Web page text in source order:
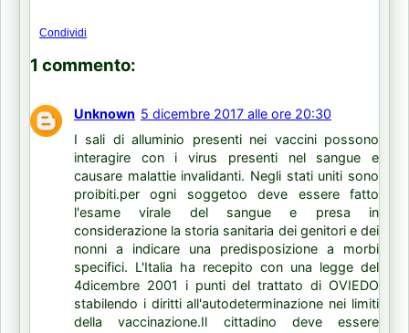
Condividi
1 commento:
Unknown 5 dicembre 2017 alle ore 20:30
I sali di alluminio presenti nei vaccini possono
interagire con i virus presenti nel sangue e
causare malattie invalidanti. Negli stati uniti sono
proibiti.per ogni soggetoo deve essere fatto
l'esame virale del sangue e presa in
considerazione la storia sanitaria dei genitori e dei
nonni a indicare una predisposizione a morbi
specifici. L'Italia ha recepito con una legge del
4dicembre 2001 i punti del trattato di OVIEDO
stabilendo i diritti all'autodeterminazione nei limiti
della vaccinazione.Il cittadino deve essere